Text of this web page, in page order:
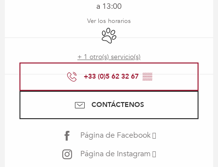
a 13:00
Ver los horarios
Se aceptan animales
+ 1 otro(s) servicio(s)
+33 (0)5 62 32 67 ▒▒
CONTÁCTENOS
Página de Facebook
Página de Instagram